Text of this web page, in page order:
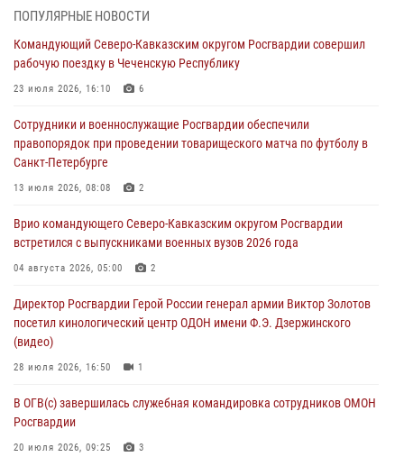
мероприятиях памяти генерала армии Ивана Яковлева
При содействии спецназа Росгвардии задержаны подозреваемые в
организации незаконной миграции в Подмосковье (видео)
В Великом Новгороде СОБР Росгвардии оказал содействие в
задержании подозреваемых в причинении имущественного ущерба
05 августа 2026, 13:53
Формулу безопасности показал спецназ Росгвардии юным
динамовцам Свердловской области
05 августа 2026, 13:50
ПОПУЛЯРНЫЕ НОВОСТИ
Командующий Северо-Кавказским округом Росгвардии совершил
рабочую поездку в Чеченскую Республику
23 июля 2026, 16:10 6
Сотрудники и военнослужащие Росгвардии обеспечили
правопорядок при проведении товарищеского матча по футболу в
Санкт-Петербурге
13 июля 2026, 08:08 2
Врио командующего Северо-Кавказским округом Росгвардии
встретился с выпускниками военных вузов 2026 года
04 августа 2026, 05:00 2
Директор Росгвардии Герой России генерал армии Виктор Золотов
посетил кинологический центр ОДОН имени Ф.Э. Дзержинского
(видео)
28 июля 2026, 16:50 1
В ОГВ(с) завершилась служебная командировка сотрудников ОМОН
Росгвардии
20 июля 2026, 09:25 3